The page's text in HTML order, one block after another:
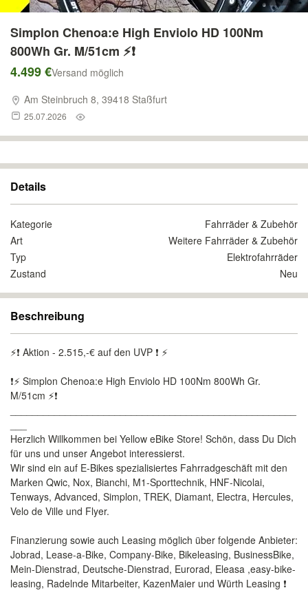
Simplon Chenoa:e High Enviolo HD 100Nm
800Wh Gr. M/51cm ⚡❗
4.499 €Versand möglich
Am Steinbruch 8, 39418 Staßfurt
25.07.2026
Details
Kategorie
Fahrräder & Zubehör
Art
Weitere Fahrräder & Zubehör
Typ
Elektrofahrräder
Zustand
Neu
Beschreibung
⚡❗ Aktion - 2.515,-€ auf den UVP ❗ ⚡
❗⚡ Simplon Chenoa:e High Enviolo HD 100Nm 800Wh Gr.
M/51cm ⚡❗
Herzlich Willkommen bei Yellow eBike Store! Schön, dass Du Dich
für uns und unser Angebot interessierst.
Wir sind ein auf E-Bikes spezialisiertes Fahrradgeschäft mit den
Marken Qwic, Nox, Bianchi, M1-Sporttechnik, HNF-Nicolai,
Tenways, Advanced, Simplon, TREK, Diamant, Electra, Hercules,
Velo de Ville und Flyer.
Finanzierung sowie auch Leasing möglich über folgende Anbieter:
Jobrad, Lease-a-Bike, Company-Bike, Bikeleasing, BusinessBike,
Mein-Dienstrad, Deutsche-Dienstrad, Eurorad, Eleasa ,easy-bike-
leasing, Radelnde Mitarbeiter, KazenMaier und Würth Leasing ❗